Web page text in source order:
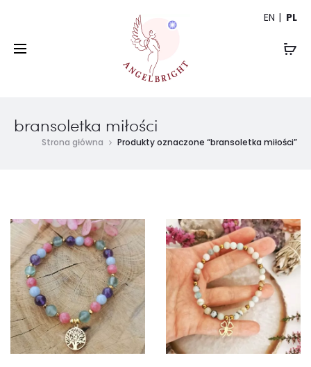
EN PL
bransoletka miłości
Strona główna Produkty oznaczone “bransoletka miłości”